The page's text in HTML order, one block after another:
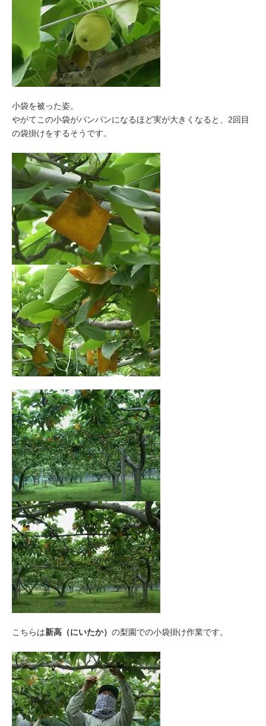
小袋を被った姿。
やがてこの小袋がパンパンになるほど実が大きくなると、2回目
の袋掛けをするそうです。
こちらは新高（にいたか） の梨園での小袋掛け作業です。